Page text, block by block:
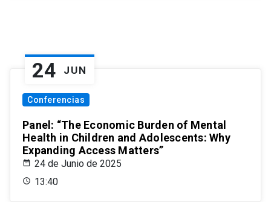
24 JUN
Conferencias
Panel: “The Economic Burden of Mental
Health in Children and Adolescents: Why
Expanding Access Matters”
24 de Junio de 2025
13:40